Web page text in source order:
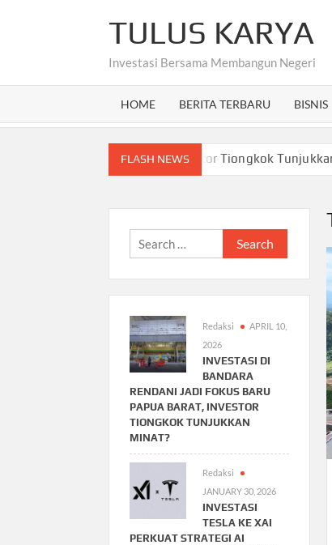
TULUS KARYA
Investasi Bersama Membangun Negeri
HOME BERITA TERBARU BISNIS
FLASH NEWS
Fokus Baru Papua Barat, Investor Tiongkok Tunjukkan
Search
for:
Redaksi
APRIL 10,
2026
INVESTASI DI
BANDARA
RENDANI JADI FOKUS BARU
PAPUA BARAT, INVESTOR
TIONGKOK TUNJUKKAN
MINAT?
Redaksi
JANUARY 30, 2026
INVESTASI
TESLA KE XAI
PERKUAT STRATEGI AI